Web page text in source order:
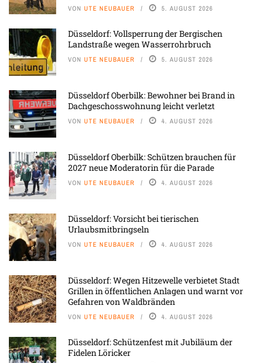
VON UTE NEUBAUER 5. AUGUST 2026
Düsseldorf: Vollsperrung der Bergischen
Landstraße wegen Wasserrohrbruch
VON UTE NEUBAUER 5. AUGUST 2026
Düsseldorf Oberbilk: Bewohner bei Brand in
Dachgeschosswohnung leicht verletzt
VON UTE NEUBAUER 4. AUGUST 2026
Düsseldorf Oberbilk: Schützen brauchen für
2027 neue Moderatorin für die Parade
VON UTE NEUBAUER 4. AUGUST 2026
Düsseldorf: Vorsicht bei tierischen
Urlaubsmitbringseln
VON UTE NEUBAUER 4. AUGUST 2026
Düsseldorf: Wegen Hitzewelle verbietet Stadt
Grillen in öffentlichen Anlagen und warnt vor
Gefahren von Waldbränden
VON UTE NEUBAUER 4. AUGUST 2026
Düsseldorf: Schützenfest mit Jubiläum der
Fidelen Löricker